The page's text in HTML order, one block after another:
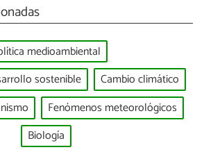
medioambiental
sostenible
Cambio climático
Fenómenos meteorológicos
Biología